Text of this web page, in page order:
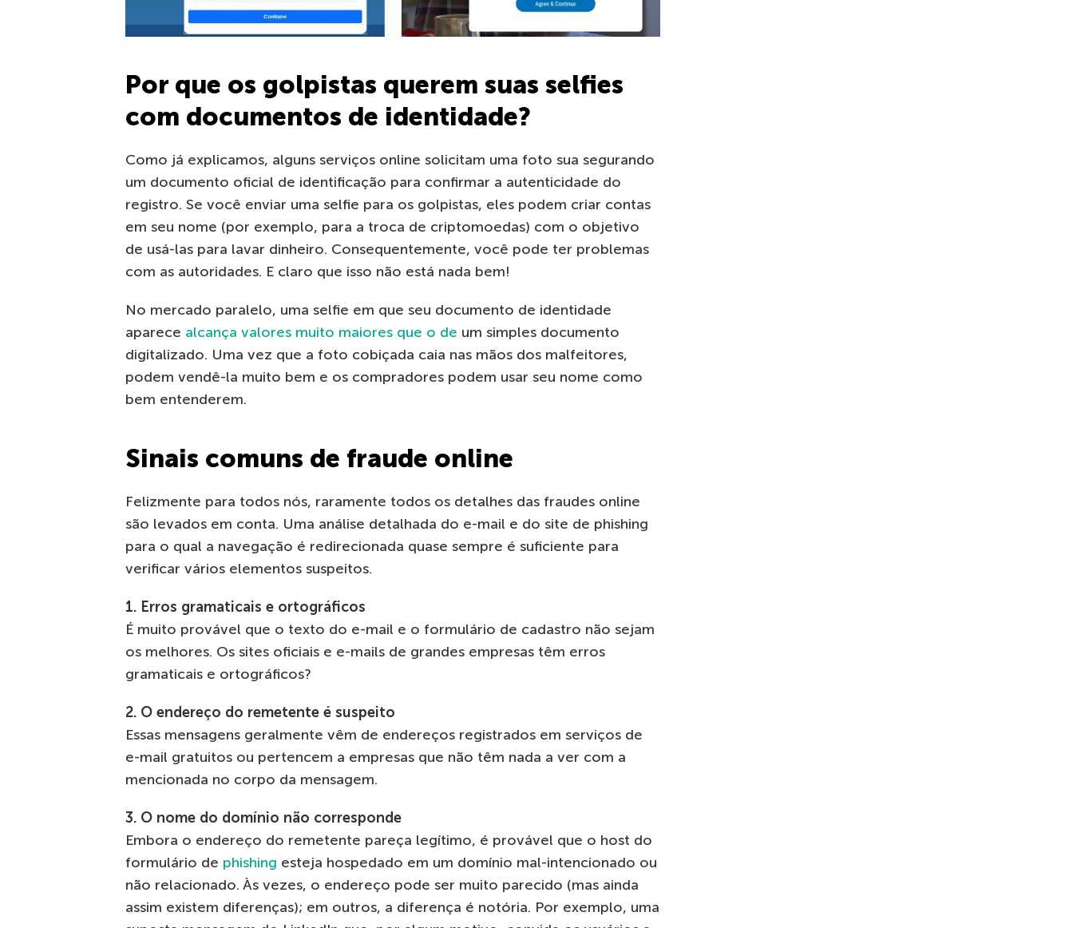
Por que os golpistas querem suas selfies
com documentos de identidade?
Como já explicamos, alguns serviços online solicitam uma foto sua segurando
um documento oficial de identificação para confirmar a autenticidade do
registro. Se você enviar uma selfie para os golpistas, eles podem criar contas
em seu nome (por exemplo, para a troca de criptomoedas) com o objetivo
de usá-las para lavar dinheiro. Consequentemente, você pode ter problemas
com as autoridades. E claro que isso não está nada bem!
No mercado paralelo, uma selfie em que seu documento de identidade
aparece alcança valores muito maiores que o de um simples documento
digitalizado. Uma vez que a foto cobiçada caia nas mãos dos malfeitores,
podem vendê-la muito bem e os compradores podem usar seu nome como
bem entenderem.
Sinais comuns de fraude online
Felizmente para todos nós, raramente todos os detalhes das fraudes online
são levados em conta. Uma análise detalhada do e-mail e do site de phishing
para o qual a navegação é redirecionada quase sempre é suficiente para
verificar vários elementos suspeitos.
1. Erros gramaticais e ortográficos
É muito provável que o texto do e-mail e o formulário de cadastro não sejam
os melhores. Os sites oficiais e e-mails de grandes empresas têm erros
gramaticais e ortográficos?
2. O endereço do remetente é suspeito
Essas mensagens geralmente vêm de endereços registrados em serviços de
e-mail gratuitos ou pertencem a empresas que não têm nada a ver com a
mencionada no corpo da mensagem.
3. O nome do domínio não corresponde
Embora o endereço do remetente pareça legítimo, é provável que o host do
formulário de phishing esteja hospedado em um domínio mal-intencionado ou
não relacionado. Às vezes, o endereço pode ser muito parecido (mas ainda
assim existem diferenças); em outros, a diferença é notória. Por exemplo, uma